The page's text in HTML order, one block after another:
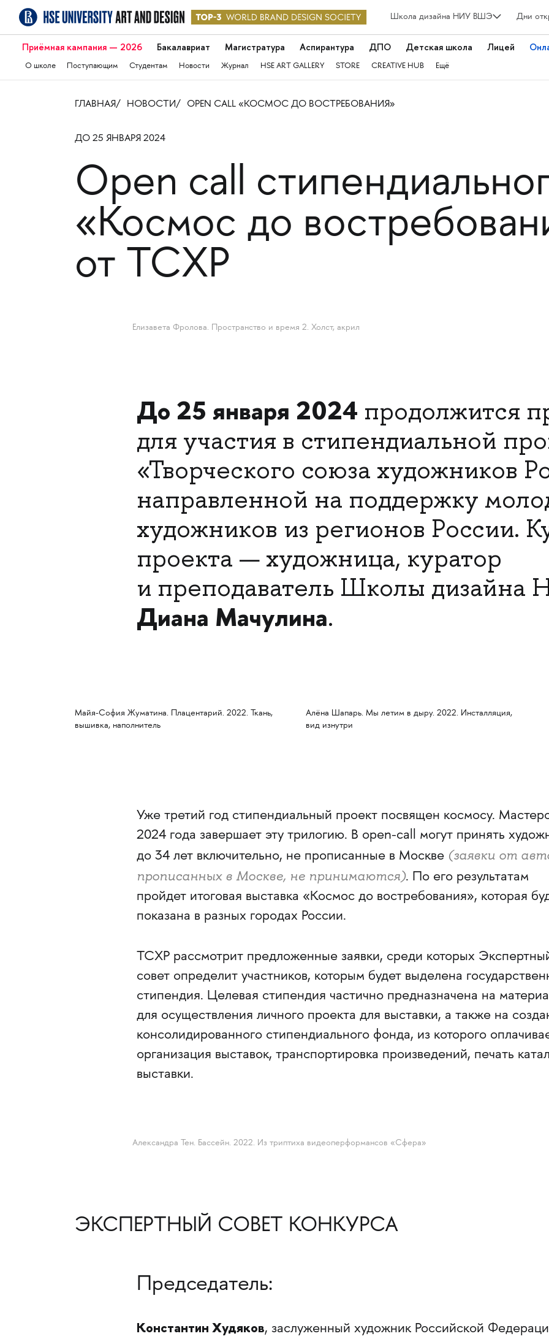
Школа дизайна НИУ ВШЭ Дни
Приёмная кампания — 2026 Бакалавриат Магистратура Аспирантура ДПО Детская школа Лицей
О школе Поступающим Студентам Новости Журнал HSE ART GALLERY STORE CREATIVE HUB Ещё
ГЛАВНАЯ НОВОСТИ OPEN CALL «КОСМОС ДО ВОСТРЕБОВАНИЯ»
ДО 25 ЯНВАРЯ 2024
Open call
«Космос до
от ТСХР
Елизавета Фролова. Пространство и время 2. Холст, акрил
До 25 января 2024 продолжится
для участия в стипендиальной
«Творческого союза художников
направленной на поддержку
художников из регионов России.
проекта — художница, куратор
и преподаватель Школы
Диана Мачулина.
Майя-София Жуматина. Плацентарий. 2022. Ткань,
вышивка, наполнитель
Алёна Шапарь. Мы летим в дыру. 2022. Инсталляция,
вид изнутри
Уже третий год стипендиальный проект посвящен космосу.
2024 года завершает эту трилогию. В open-call могут принять
до 34 лет включительно, не прописанные в Москве (заявки от
прописанных в Москве, не принимаются). По его результатам
пройдет итоговая выставка «Космос до востребования», которая
показана в разных городах России.
ТСХР рассмотрит предложенные заявки, среди которых
совет определит участников, которым будет выделена
стипендия. Целевая стипендия частично предназначена на
для осуществления личного проекта для выставки, а также на
консолидированного стипендиального фонда, из которого
организация выставок, транспортировка произведений, печать
выставки.
Александра Тен. Бассейн. 2022. Из триптиха видеоперформансов «Сфера»
ЭКСПЕРТНЫЙ СОВЕТ КОНКУРСА
Председатель:
Константин Худяков, заслуженный художник Российской